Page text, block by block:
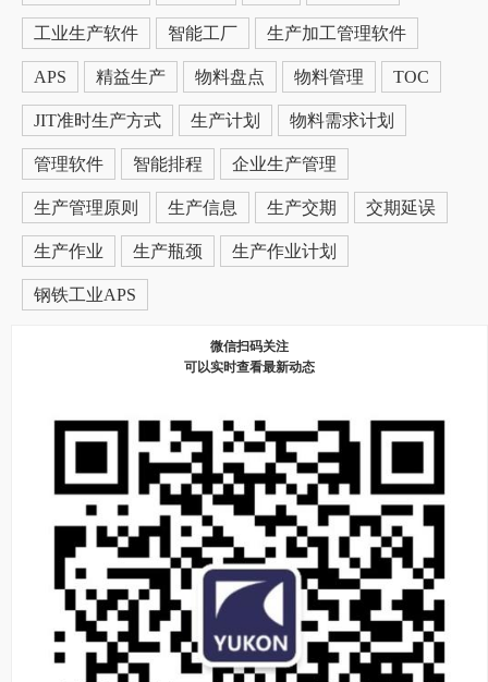
工业生产软件 智能工厂 生产加工管理软件
APS 精益生产 物料盘点 物料管理 TOC
JIT准时生产方式 生产计划 物料需求计划
管理软件 智能排程 企业生产管理
生产管理原则 生产信息 生产交期 交期延误
生产作业 生产瓶颈 生产作业计划
钢铁工业APS
微信扫码关注
可以实时查看最新动态